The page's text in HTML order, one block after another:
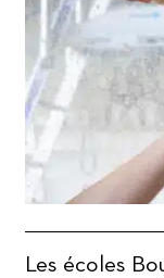
Les écoles